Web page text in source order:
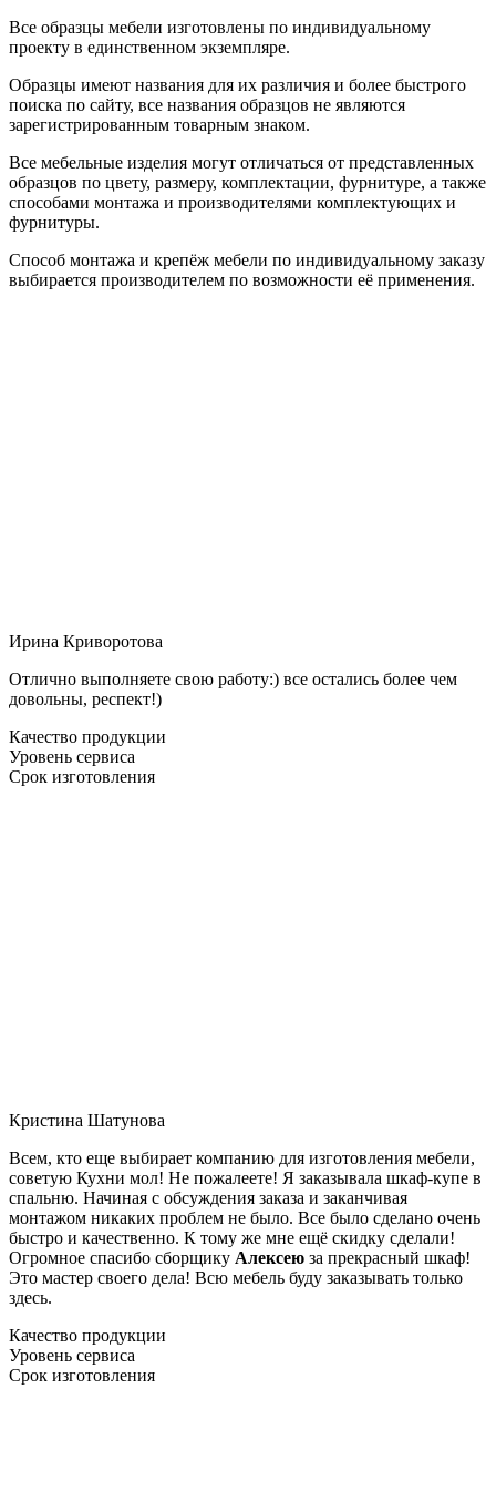
Все образцы мебели изготовлены по индивидуальному
проекту в единственном экземпляре.
Образцы имеют названия для их различия и более быстрого
поиска по сайту, все названия образцов не являются
зарегистрированным товарным знаком.
Все мебельные изделия могут отличаться от представленных
образцов по цвету, размеру, комплектации, фурнитуре, а также
способами монтажа и производителями комплектующих и
фурнитуры.
Способ монтажа и крепёж мебели по индивидуальному заказу
выбирается производителем по возможности её применения.
Ирина Криворотова
Отлично выполняете свою работу:) все остались более чем
довольны, респект!)
Качество продукции
Уровень сервиса
Срок изготовления
Кристина Шатунова
Всем, кто еще выбирает компанию для изготовления мебели,
советую Кухни мол! Не пожалеете! Я заказывала шкаф-купе в
спальню. Начиная с обсуждения заказа и заканчивая
монтажом никаких проблем не было. Все было сделано очень
быстро и качественно. К тому же мне ещё скидку сделали!
Огромное спасибо сборщику Алексею за прекрасный шкаф!
Это мастер своего дела! Всю мебель буду заказывать только
здесь.
Качество продукции
Уровень сервиса
Срок изготовления